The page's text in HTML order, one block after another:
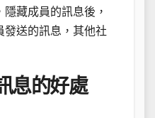
藏成員的訊息後，
發送的訊息，其他社
息的好處